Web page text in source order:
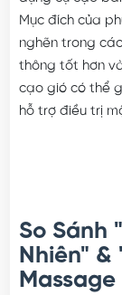
Mục đích của
nghẽn trong
thông tốt hơn
cạo gió có thể
hỗ trợ điều trị
So Sánh
Nhiên" &